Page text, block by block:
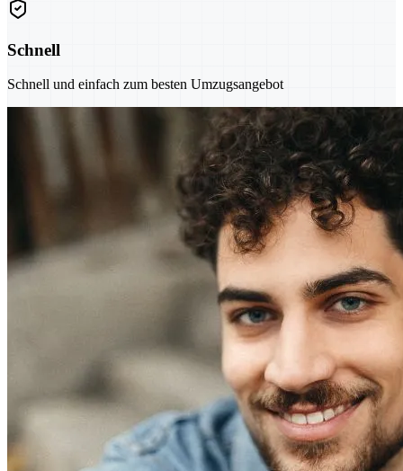
Schnell
Schnell und einfach zum besten Umzugsangebot